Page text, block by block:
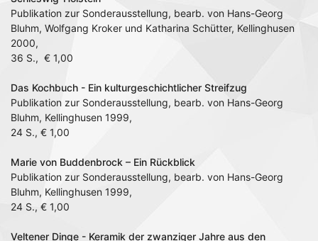
Publikation zur Sonderausstellung, bearb. von Hans-Georg
Bluhm, Wolfgang Kroker und Katharina Schütter, Kellinghusen
2000,
36 S., € 1,00
Das Kochbuch - Ein kulturgeschichtlicher Streifzug
Publikation zur Sonderausstellung, bearb. von Hans-Georg
Bluhm, Kellinghusen 1999,
24 S., € 1,00
Marie von Buddenbrock – Ein Rückblick
Publikation zur Sonderausstellung, bearb. von Hans-Georg
Bluhm, Kellinghusen 1999,
24 S., € 1,00
Veltener Dinge - Keramik der zwanziger Jahre aus den